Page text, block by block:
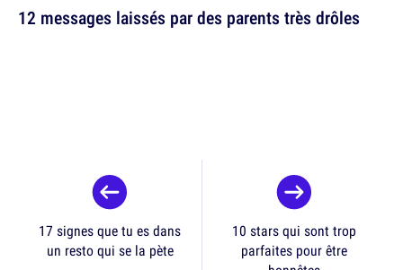
12 messages laissés par des parents très drôles
17 signes que tu es dans
un resto qui se la pète
10 stars qui sont trop
parfaites pour être